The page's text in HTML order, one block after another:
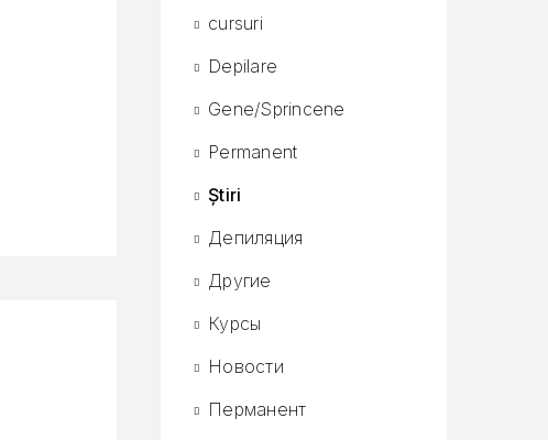
cursuri
Depilare
Gene/Sprincene
Permanent
Știri
Депиляция
Другие
Курсы
Новости
Перманент